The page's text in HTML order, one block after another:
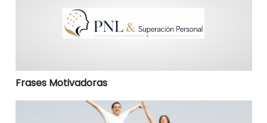
Frases Motivadoras
La motivacion y su relación directa con la salud